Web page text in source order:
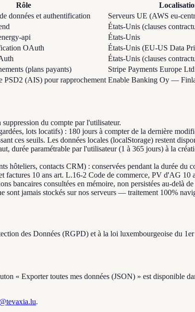
Rôle
données et authentification
Serveurs UE (AWS eu-
États-Unis (clauses
api
États-Unis
OAuth
États-Unis (EU-US Data
États-Unis (clauses
(plans payants)
Stripe Payments Europe
PSD2 (AIS) pour rapprochement Enable Banking Oy —
du compte par l'utilisateur.
lots locatifs) : 180 jours à compter de la dernière
ces seuils. Les données locales (localStorage) restent
durée paramétrable par l'utilisateur (1 à 365 jours) à la
hôteliers, contacts CRM) : conservées pendant la durée du
factures 10 ans art. L.16-2 Code de commerce, PV d'AG
bancaires consultées en mémoire, non persistées au-delà
sont jamais stockés sur nos serveurs — traitement 100%
des Données (RGPD) et à la loi luxembourgeoise du
« Exporter toutes mes données (JSON) » est disponible
.